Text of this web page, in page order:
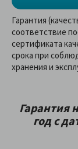
Гарантия
соответствие
сертификата
срока при
хранения и
Гарантия
год с